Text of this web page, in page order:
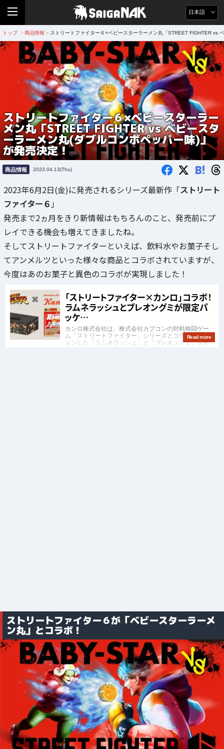
日本語
トップ > 商品情報 > ストリートファイター６×ベビースターラーメン丸「STREET FIGHTER vs
ストリートファイター６×ベビースターラー
メン丸「STREET FIGHTER vs ベビースタ
ーラーメン丸(ダブルコンボペッパー味)」
が発売決定！
商品情報 2023.04.13(Thu) B!
2023年6月2日(金)に発売されるシリーズ最新作「ストリート
ファイター６ 」
発売まで2ヵ月をきり新情報はもちろんのこと、発売前にプ
レイできる機会も増えてきましたね。
そしてストリートファイターといえば、飲料水やお菓子そし
てアンメルツといった様々な商品とコラボされていますが、
今度はあのお菓子と異色のコラボが実現しました！
ストリートファイター６が「ベビースターラーメ
ン丸」とコラボ！